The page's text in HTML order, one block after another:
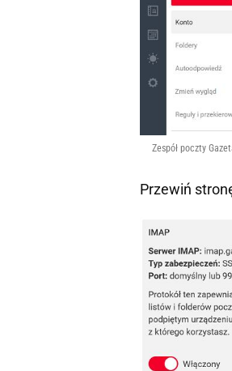
Zespół poczty
Przewiń